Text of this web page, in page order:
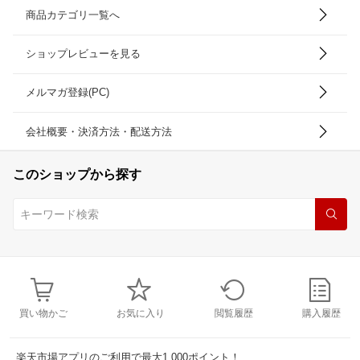
商品カテゴリ一覧へ
ショップレビューを見る
メルマガ登録(PC)
会社概要・決済方法・配送方法
このショップから探す
買い物かご お気に入り 閲覧履歴 購入履歴
楽天市場アプリのご利用で最大1,000ポイント！